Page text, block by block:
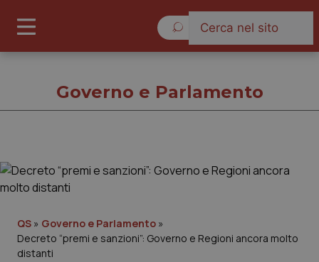
Governo e Parlamento
Governo e Parlamento
QS » Governo e Parlamento »
Decreto “premi e sanzioni”: Governo e Regioni ancora molto
distanti